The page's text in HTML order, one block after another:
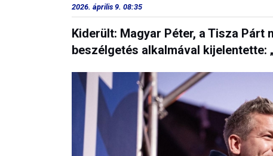
2026. április 9. 08:35
Kiderült: Magyar Péter, a Tisza
beszélgetés alkalmával kijelentette: